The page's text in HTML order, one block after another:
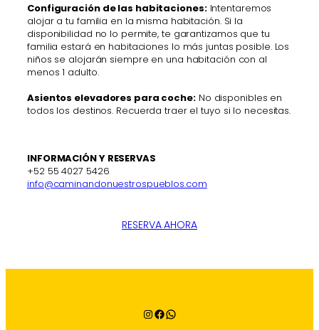
Configuración de las habitaciones:Intentaremos
alojar a tu familia en la misma habitación. Si la
disponibilidad no lo permite, te garantizamos que tu
familia estará en habitaciones lo más juntas posible. Los
niños se alojarán siempre en una habitación con al
menos 1 adulto.
Asientos elevadores para coche:No disponibles en
todos los destinos. Recuerda traer el tuyo si lo necesitas.
INFORMACIÓN Y RESERVAS
+52 55 4027 5426
info@caminandonuestrospueblos.com
RESERVA AHORA
InstagramFacebook WhatsApp